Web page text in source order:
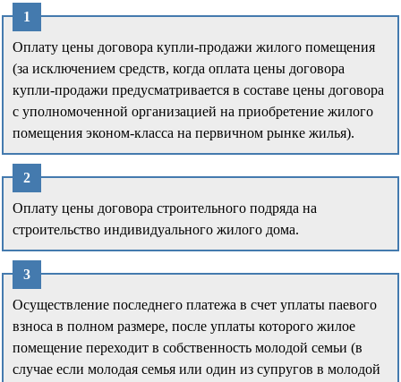
Оплату цены договора купли-продажи жилого помещения
(за исключением средств, когда оплата цены договора
купли-продажи предусматривается в составе цены договора
с уполномоченной организацией на приобретение жилого
помещения эконом-класса на первичном рынке жилья).
Оплату цены договора строительного подряда на
строительство индивидуального жилого дома.
Осуществление последнего платежа в счет уплаты паевого
взноса в полном размере, после уплаты которого жилое
помещение переходит в собственность молодой семьи (в
случае если молодая семья или один из супругов в молодой